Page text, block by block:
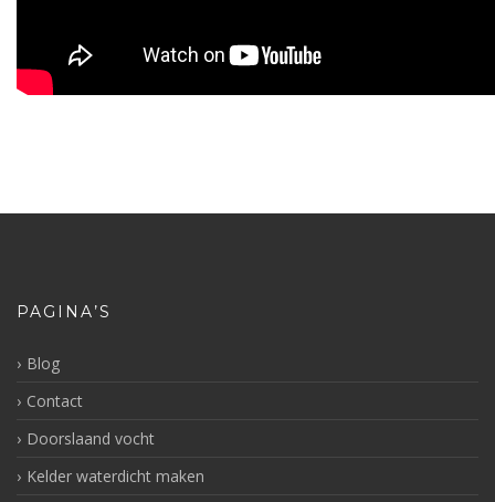
PAGINA’S
Blog
Contact
Doorslaand vocht
Kelder waterdicht maken